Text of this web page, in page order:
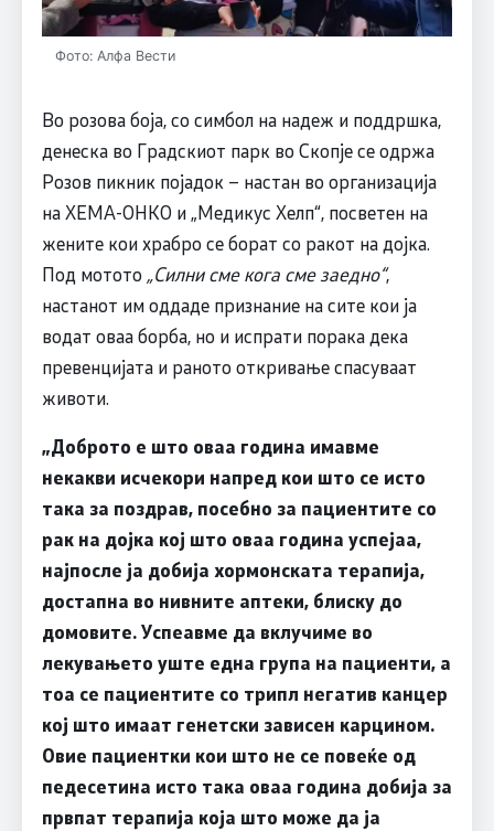
Фото: Алфа Вести
Во розова боја, со симбол на надеж и поддршка,
денеска во Градскиот парк во Скопје се одржа
Розов пикник појадок – настан во организација
на ХЕМА-ОНКО и „Медикус Хелп“, посветен на
жените кои храбро се борат со ракот на дојка.
Под мотото „Силни сме кога сме заедно“,
настанот им оддаде признание на сите кои ја
водат оваа борба, но и испрати порака дека
превенцијата и раното откривање спасуваат
животи.
„Доброто е што оваа година имавме
некакви исчекори напред кои што се исто
така за поздрав, посебно за пациентите со
рак на дојка кој што оваа година успејаа,
најпосле ја добија хормонската терапија,
достапна во нивните аптеки, блиску до
домовите. Успеавме да вклучиме во
лекувањето уште една група на пациенти, а
тоа се пациентите со трипл негатив канцер
кој што имаат генетски зависен карцином.
Овие пациентки кои што не се повеќе од
педесетина исто така оваа година добија за
првпат терапија која што може да ја